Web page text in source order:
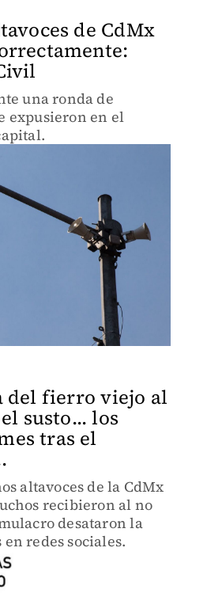
de CdMx
una ronda de
expusieron en el
del fierro viejo al
susto... los
tras el
altavoces de la CdMx
recibieron al no
desataron la
redes sociales.